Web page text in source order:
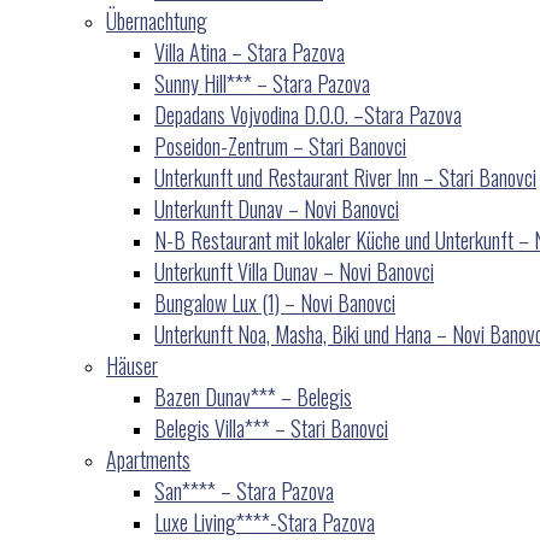
Übernachtung
Villa Atina – Stara Pazova
Sunny Hill*** – Stara Pazova
Depadans Vojvodina D.O.O. –Stara Pazova
Poseidon-Zentrum – Stari Banovci
Unterkunft und Restaurant River Inn – Stari Banovci
Unterkunft Dunav – Novi Banovci
N-B Restaurant mit lokaler Küche und Unterkunft –
Unterkunft Villa Dunav – Novi Banovci
Bungalow Lux (1) – Novi Banovci
Unterkunft Noa, Masha, Biki und Hana – Novi
Häuser
Bazen Dunav*** – Belegis
Belegis Villa*** – Stari Banovci
Apartments
San**** – Stara Pazova
Luxe Living****-Stara Pazova